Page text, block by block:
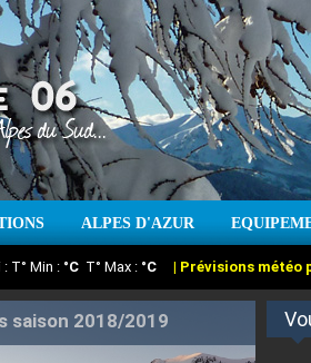
ALPES D'AZUR
T° Min : °CT° Max :°C |Prévisions météo
Neige sur 12 heures :cmVent : |Prévisions